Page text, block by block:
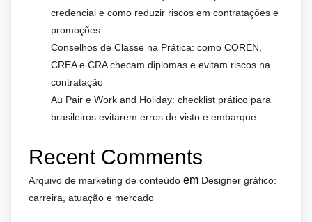
credencial e como reduzir riscos em contratações e
promoções
Conselhos de Classe na Prática: como COREN,
CREA e CRA checam diplomas e evitam riscos na
contratação
Au Pair e Work and Holiday: checklist prático para
brasileiros evitarem erros de visto e embarque
Recent Comments
Arquivo de marketing de conteúdo em Designer gráfico:
carreira, atuação e mercado